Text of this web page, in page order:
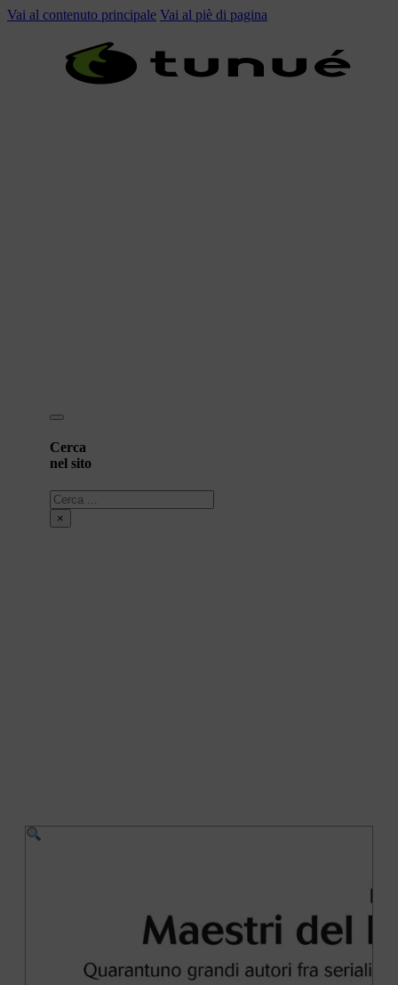
Vai al contenuto principale Vai al piè di pagina
Cerca
nel sito
Cerca
×